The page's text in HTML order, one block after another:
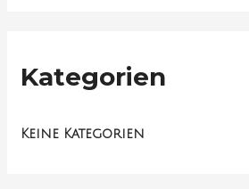
Kategorien
Keine Kategorien